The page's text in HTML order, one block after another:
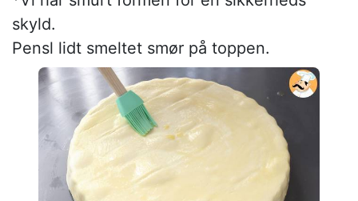
skyld.
Pensl lidt smeltet smør på toppen.